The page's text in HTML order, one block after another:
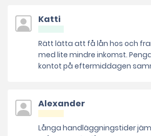
Katti
Rätt lätta att få lån hos och
med lite mindre inkomst.
kontot på eftermiddagen
Alexander
Långa handläggningstider